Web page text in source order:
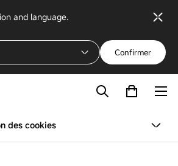
and language.
Confirmer
des cookies